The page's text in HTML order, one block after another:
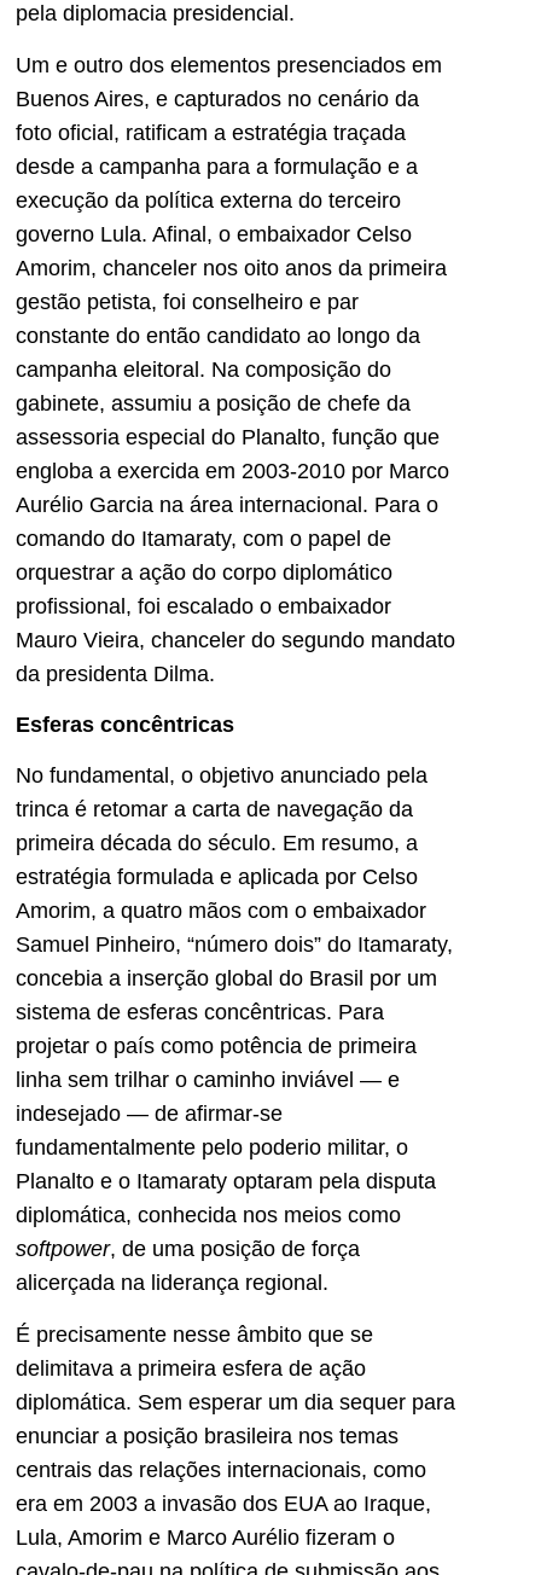
pela diplomacia presidencial.
Um e outro dos elementos presenciados em
Buenos Aires, e capturados no cenário da
foto oficial, ratificam a estratégia traçada
desde a campanha para a formulação e a
execução da política externa do terceiro
governo Lula. Afinal, o embaixador Celso
Amorim, chanceler nos oito anos da primeira
gestão petista, foi conselheiro e par
constante do então candidato ao longo da
campanha eleitoral. Na composição do
gabinete, assumiu a posição de chefe da
assessoria especial do Planalto, função que
engloba a exercida em 2003-2010 por Marco
Aurélio Garcia na área internacional. Para o
comando do Itamaraty, com o papel de
orquestrar a ação do corpo diplomático
profissional, foi escalado o embaixador
Mauro Vieira, chanceler do segundo mandato
da presidenta Dilma.
Esferas concêntricas
No fundamental, o objetivo anunciado pela
trinca é retomar a carta de navegação da
primeira década do século. Em resumo, a
estratégia formulada e aplicada por Celso
Amorim, a quatro mãos com o embaixador
Samuel Pinheiro, “número dois” do Itamaraty,
concebia a inserção global do Brasil por um
sistema de esferas concêntricas. Para
projetar o país como potência de primeira
linha sem trilhar o caminho inviável — e
indesejado — de afirmar-se
fundamentalmente pelo poderio militar, o
Planalto e o Itamaraty optaram pela disputa
diplomática, conhecida nos meios como
softpower, de uma posição de força
alicerçada na liderança regional.
É precisamente nesse âmbito que se
delimitava a primeira esfera de ação
diplomática. Sem esperar um dia sequer para
enunciar a posição brasileira nos temas
centrais das relações internacionais, como
era em 2003 a invasão dos EUA ao Iraque,
Lula, Amorim e Marco Aurélio fizeram o